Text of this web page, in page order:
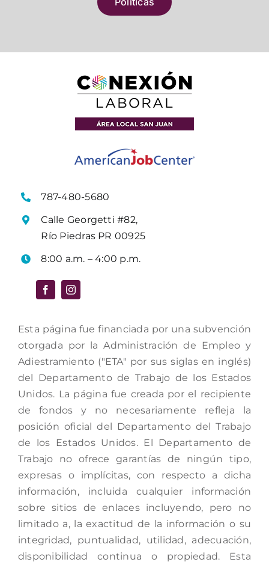
787-480-5680
Calle Georgetti #82,
Río Piedras PR 00925
8:00 a.m. – 4:00 p.m.
Esta página fue financiada por una subvención
otorgada por la Administración de Empleo y
Adiestramiento ("ETA" por sus siglas en inglés)
del Departamento de Trabajo de los Estados
Unidos. La página fue creada por el recipiente
de fondos y no necesariamente refleja la
posición oficial del Departamento del Trabajo
de los Estados Unidos. El Departamento de
Trabajo no ofrece garantías de ningún tipo,
expresas o implícitas, con respecto a dicha
información, incluida cualquier información
sobre sitios de enlaces incluyendo, pero no
limitado a, la exactitud de la información o su
integridad, puntualidad, utilidad, adecuación,
disponibilidad continua o propiedad. Esta